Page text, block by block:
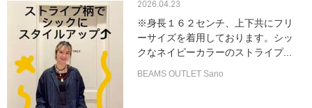
2026.04.23
※身長１６２センチ、上下共にフリ
ーサイズを着用しております。シッ
クなネイビーカラーのストライプ...
BEAMS OUTLET Sano